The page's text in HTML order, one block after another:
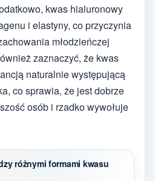
kwas hialuronowy
i elastyny, co przyczynia
młodzieńczej
zaznaczyć, że kwas
naturalnie występującą
co sprawia, że jest dobrze
osób i rzadko wywołuje
różnymi formami kwasu